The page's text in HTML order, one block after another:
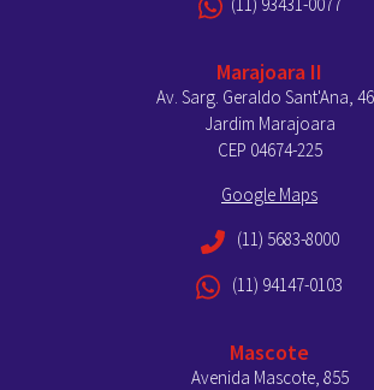
(11) 93431-0077
Marajoara II
Av. Sarg. Geraldo Sant'Ana,
Jardim Marajoara
CEP 04674-225
Google Maps
(11) 5683-8000
(11) 94147-0103
Mascote
Avenida Mascote, 855